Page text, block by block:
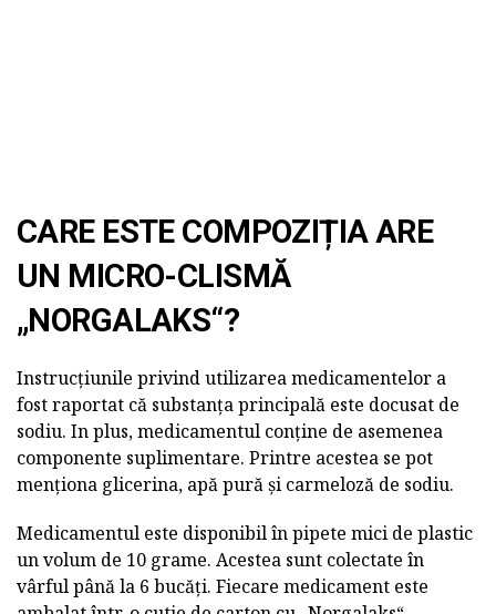
CARE ESTE COMPOZIȚIA ARE
UN MICRO-CLISMĂ
„NORGALAKS“?
Instrucțiunile privind utilizarea medicamentelor a
fost raportat că substanța principală este docusat de
sodiu. In plus, medicamentul conține de asemenea
componente suplimentare. Printre acestea se pot
menționa glicerina, apă pură și carmeloză de sodiu.
Medicamentul este disponibil în pipete mici de plastic
un volum de 10 grame. Acestea sunt colectate în
vârful până la 6 bucăți. Fiecare medicament este